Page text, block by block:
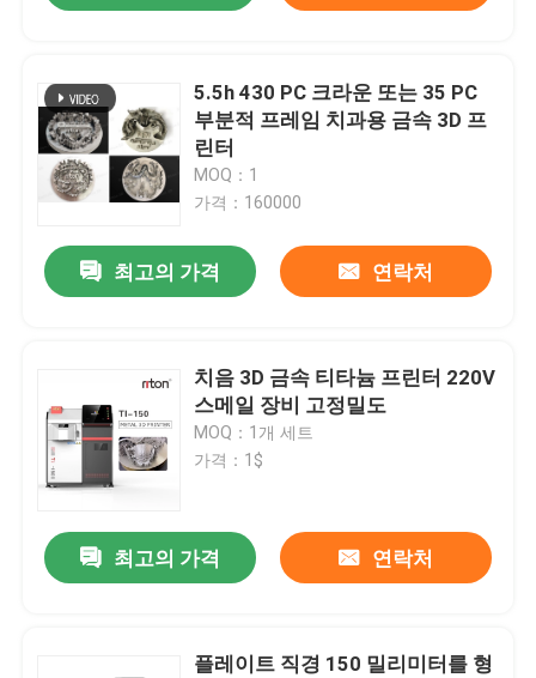
5.5h 430 PC 크라운 또는 35 PC
부분적 프레임 치과용 금속 3D 프
린터
MOQ：1
가격：160000
최고의 가격 연락처
치음 3D 금속 티타늄 프린터 220V
스메일 장비 고정밀도
MOQ：1개 세트
가격：1$
최고의 가격 연락처
플레이트 직경 150 밀리미터를 형